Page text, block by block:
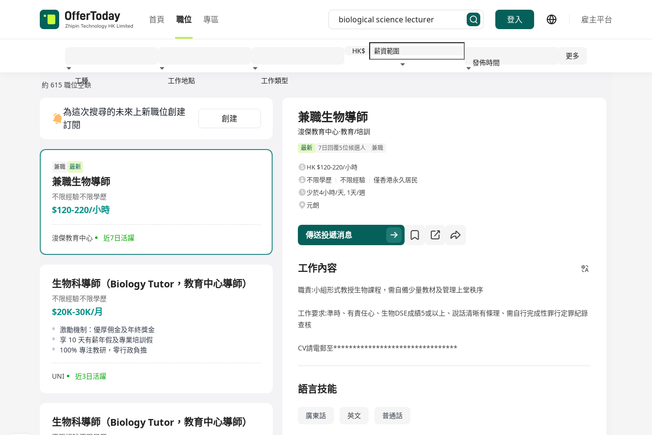
首頁 職位 專區 登入 雇主平台
工種 工作地點 工作類型
HK$
發佈時間
更多
約 615 職位空缺
為這次搜尋的未來上新職位創建
訂閱
創建
兼職 最新
兼職生物導師
不限經驗不限學歷
$120-220/小時
浚傑教育中心 近7日活躍
生物科導師（Biology Tutor，教育中心導師）
不限經驗不限學歷
$20K-30K/月
激勵機制：優厚佣金及年終獎金
享 10 天有薪年假及專業培訓假
100% 專注教研，零行政負擔
UNI 近3日活躍
生物科導師（Biology Tutor，教育中心導師）
兼職生物導師
浚傑教育中心·教育/培訓
最新 7日回覆5位候選人 兼職
HK $120-220/小時
不限學歷
不限經驗
僅香港永久居民
少於4小時/天, 1天/週
元朗
傳送投遞消息
工作內容
職責:小組形式教授生物課程，需自備少量教材及管理上堂秩序
工作要求:準時、有責任心、生物DSE成績5或以上、說話清晰有條理、需自行完成性罪行定罪紀錄
查核
CV請電郵至********************************
語言技能
廣東話 英文 普通話